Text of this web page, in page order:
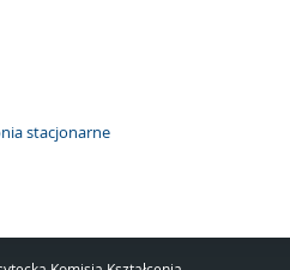
stacjonarne